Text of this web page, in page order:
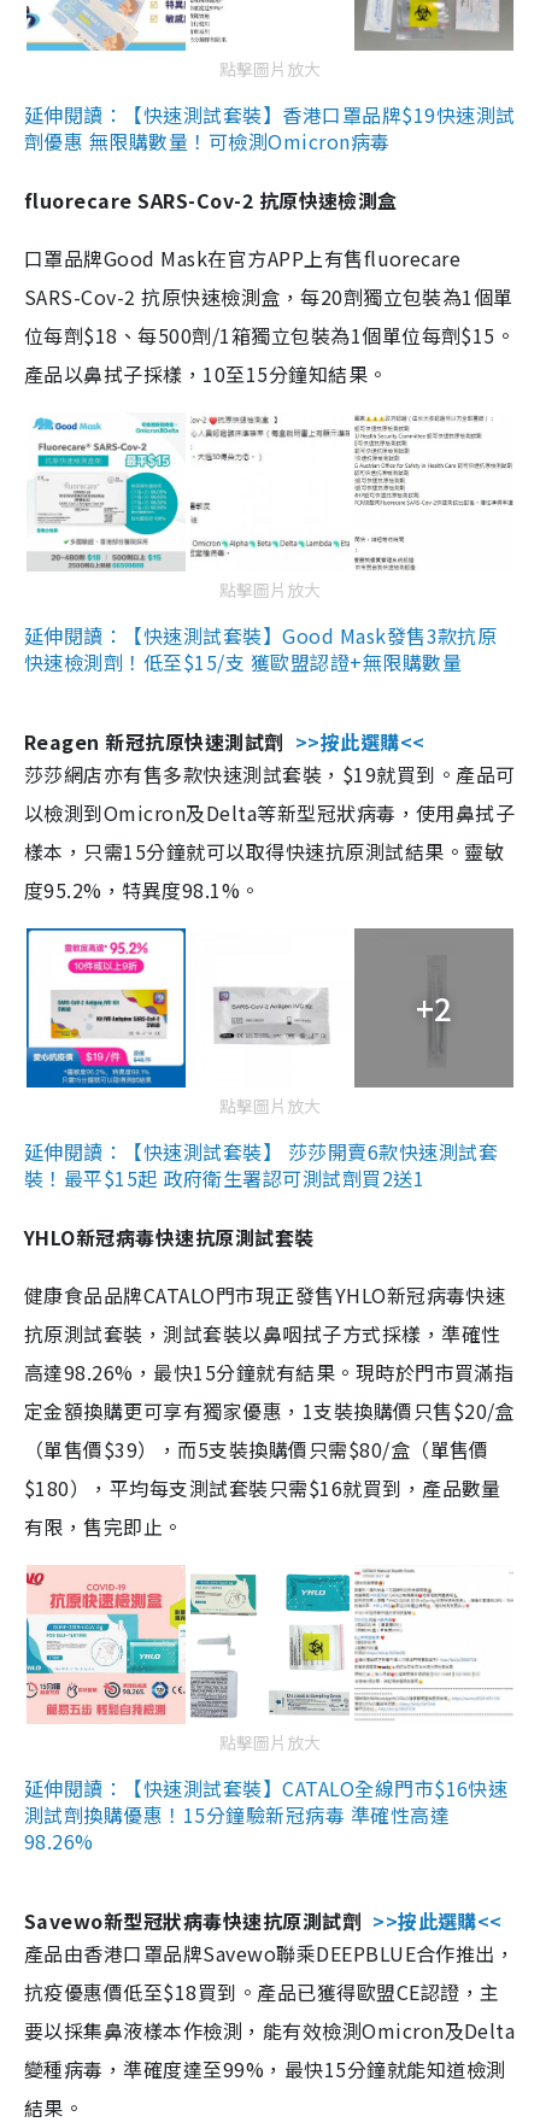
點擊圖片放大
延伸閱讀：【快速測試套裝】香港口罩品牌$19快速測試
劑優惠 無限購數量！可檢測Omicron病毒
fluorecare SARS-Cov-2 抗原快速檢測盒
口罩品牌Good Mask在官方APP上有售fluorecare
SARS-Cov-2 抗原快速檢測盒，每20劑獨立包裝為1個單
位每劑$18、每500劑/1箱獨立包裝為1個單位每劑$15。
產品以鼻拭子採樣，10至15分鐘知結果。
點擊圖片放大
延伸閱讀：【快速測試套裝】Good Mask發售3款抗原
快速檢測劑！低至$15/支 獲歐盟認證+無限購數量
Reagen 新冠抗原快速測試劑 >>按此選購<<
莎莎網店亦有售多款快速測試套裝，$19就買到。產品可
以檢測到Omicron及Delta等新型冠狀病毒，使用鼻拭子
樣本，只需15分鐘就可以取得快速抗原測試結果。靈敏
度95.2%，特異度98.1%。
+2
點擊圖片放大
延伸閱讀：【快速測試套裝】 莎莎開賣6款快速測試套
裝！最平$15起 政府衛生署認可測試劑買2送1
YHLO新冠病毒快速抗原測試套裝
健康食品品牌CATALO門市現正發售YHLO新冠病毒快速
抗原測試套裝，測試套裝以鼻咽拭子方式採樣，準確性
高達98.26%，最快15分鐘就有結果。現時於門市買滿指
定金額換購更可享有獨家優惠，1支裝換購價只售$20/盒
（單售價$39），而5支裝換購價只需$80/盒（單售價
$180），平均每支測試套裝只需$16就買到，產品數量
有限，售完即止。
點擊圖片放大
延伸閱讀：【快速測試套裝】CATALO全線門市$16快速
測試劑換購優惠！15分鐘驗新冠病毒 準確性高達
98.26%
Savewo新型冠狀病毒快速抗原測試劑 >>按此選購<<
產品由香港口罩品牌Savewo聯乘DEEPBLUE合作推出，
抗疫優惠價低至$18買到。產品已獲得歐盟CE認證，主
要以採集鼻液樣本作檢測，能有效檢測Omicron及Delta
變種病毒，準確度達至99%，最快15分鐘就能知道檢測
結果。